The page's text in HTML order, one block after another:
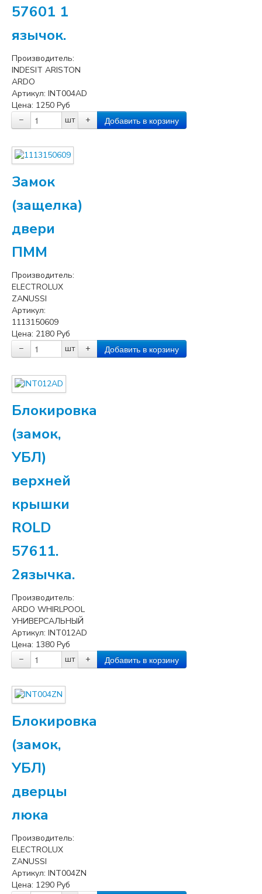
57601 1
язычок.
Производитель:
INDESIT ARISTON
ARDO
Артикул: INT004AD
Цена: 1250 Руб
−
шт +
Замок
(защелка)
двери
ПММ
Производитель:
ELECTROLUX
ZANUSSI
Артикул:
1113150609
Цена: 2180 Руб
−
шт +
Блокировка
(замок,
УБЛ)
верхней
крышки
ROLD
57611.
2язычка.
Производитель:
ARDO WHIRLPOOL
УНИВЕРСАЛЬНЫЙ
Артикул: INT012AD
Цена: 1380 Руб
−
шт +
Блокировка
(замок,
УБЛ)
дверцы
люка
Производитель:
ELECTROLUX
ZANUSSI
Артикул: INT004ZN
Цена: 1290 Руб